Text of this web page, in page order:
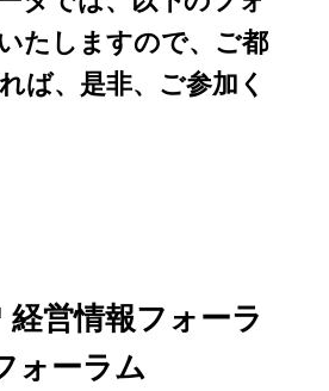
たしますので、ご都
ば、是非、ご参加く
経営情報フォーラ
ォーラム